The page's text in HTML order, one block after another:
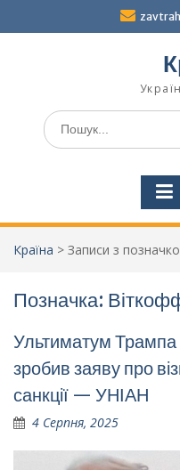
Шукати:
Країна > Записи з
Позначка:
Ультиматум
зробив заяву про
санкції — УНІАН
4 Серпня, 2025